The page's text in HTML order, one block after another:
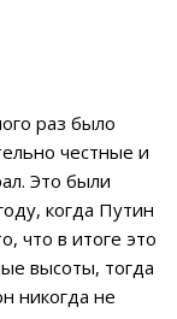
раз было
честные и
Это были
когда Путин
что в итоге это
высоты, тогда
никогда не